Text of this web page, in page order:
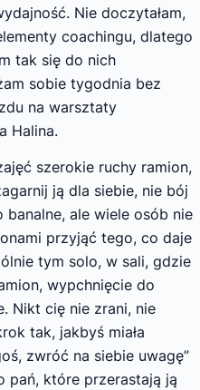
Nie doczytałam,
coachingu, dlatego
tak się do nich
sobie tygodnia bez
na warsztaty
Halina.
szerokie ruchy ramion,
ją dla siebie, nie bój
banalne, ale wiele osób nie
przyjąć tego, co daje
tym solo, w sali, gdzie
wypchnięcie do
Nikt cię nie zrani, nie
tak, jakbyś miała
zwróć na siebie uwagę”
pań, które przerastają ją